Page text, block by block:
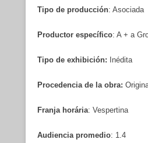
Tipo de producción: Asociada
Productor específico: A + a
Tipo de exhibición: Inédita
Procedencia de la obra:
Franja horária: Vespertina
Audiencia promedio: 1.4